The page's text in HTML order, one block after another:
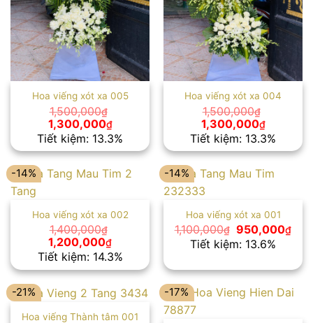
Hoa viếng xót xa 005
1,500,000₫
Giá
gốc
là:
1,500,000₫.
1,300,000₫Giá
hiện
tại
là:
1,300,000₫.
Tiết kiệm: 13.3%
Hoa viếng xót xa 004
1,500,000₫
Giá
gốc
là:
1,500,000₫.
1,300,000₫Giá
hiện
tại
là:
Tiết kiệm: 13.3%
-14%
Hoa viếng xót xa 002
1,400,000₫
Giá
gốc
là:
1,400,000₫.
1,200,000₫Giá
hiện
tại
là:
1,200,000₫.
Tiết kiệm: 14.3%
-14%
Hoa viếng xót xa 001
1,100,000₫ Giá
gốc
là:
950,000₫Giá
là:
Tiết kiệm: 13.6%
-21%
Hoa viếng Thành tâm 001
-17%